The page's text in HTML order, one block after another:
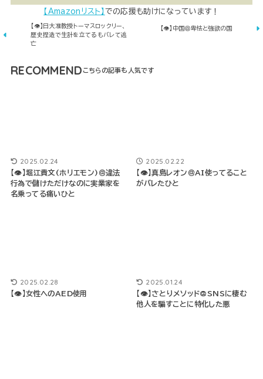
【Amazonリスト】 での応援も助けになっています！
【👁】中国＠卑怯と強欲の国
【👁】日大准教授トーマスロックリー、
歴史捏造で生計を立てるもバレて逃
亡
RECOMMEND
2025.02.24
【👁】堀江貴文(ホリエモン)＠違法
行為で儲けただけなのに実業家を
名乗ってる痛いひと
2025.02.22
【👁】真島レオン＠AI使ってること
がバレたひと
2025.02.28
【👁】女性へのAED使用
2025.01.24
【👁】さとりメソッド@SNSに棲む
他人を騙すことに特化した悪